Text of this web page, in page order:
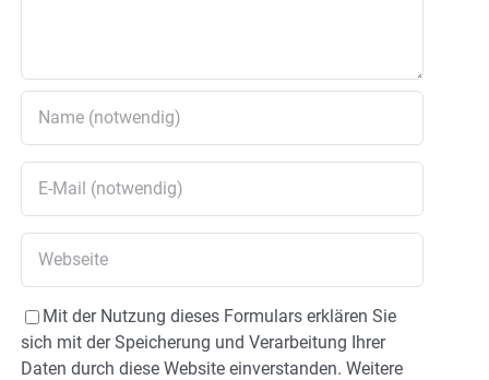
Mit der Nutzung dieses Formulars erklären Sie
sich mit der Speicherung und Verarbeitung Ihrer
Daten durch diese Website einverstanden. Weitere